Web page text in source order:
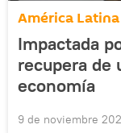
América Latina
Impactada
recupera de
economía
9 de noviembre